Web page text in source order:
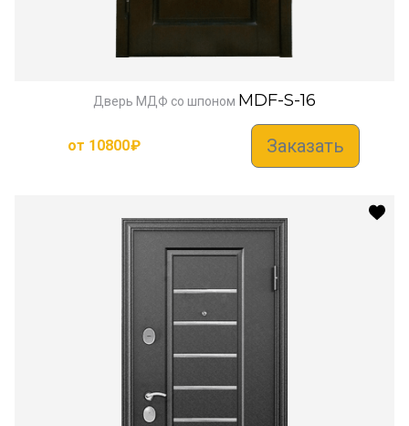
Дверь МДФ со шпоном MDF-S-16
от 10800₽ Заказать